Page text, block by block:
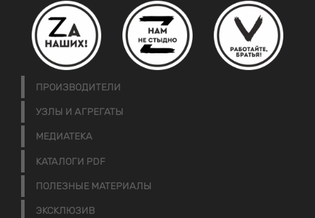
ПРОИЗВОДИТЕЛИ
УЗЛЫ И АГРЕГАТЫ
МЕДИАТЕКА
КАТАЛОГИ PDF
ПОЛЕЗНЫЕ МАТЕРИАЛЫ
ЭКСКЛЮЗИВ